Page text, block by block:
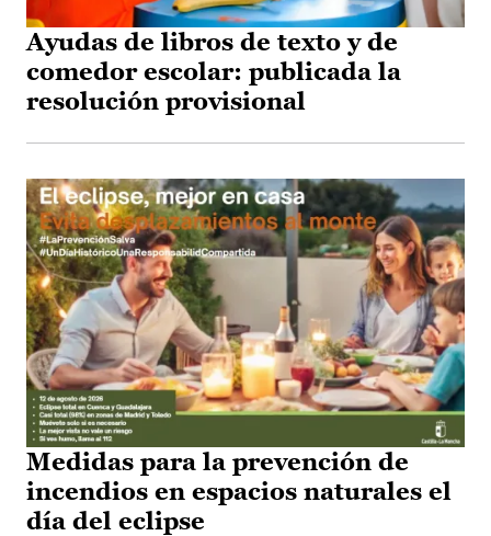
Ayudas de libros de texto y de
comedor escolar: publicada la
resolución provisional
Medidas para la prevención de
incendios en espacios naturales el
día del eclipse